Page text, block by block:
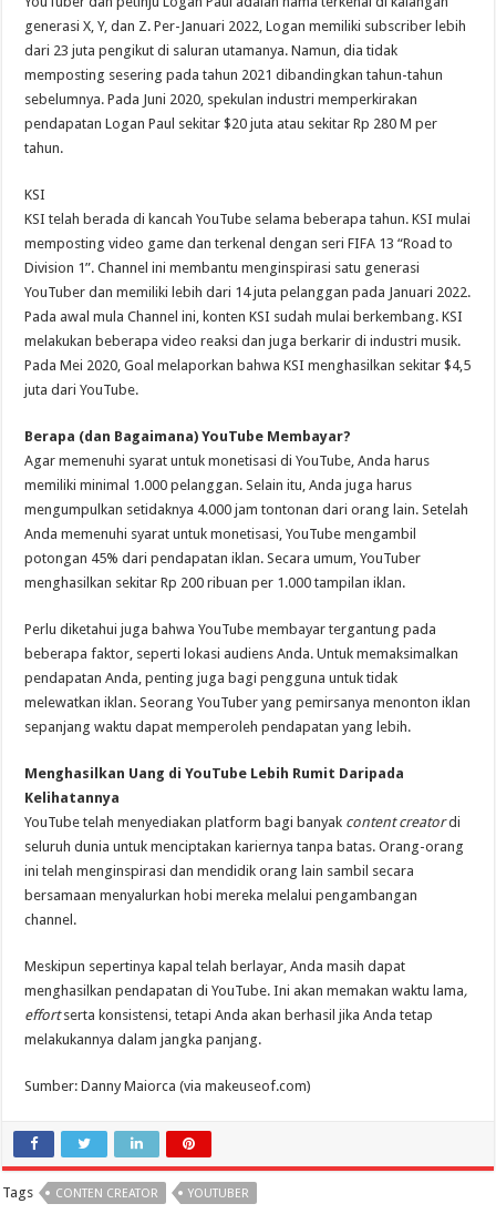
generasi X, Y, dan Z. Per-Januari 2022, Logan memiliki subscriber lebih
dari 23 juta pengikut di saluran utamanya. Namun, dia tidak
memposting sesering pada tahun 2021 dibandingkan tahun-tahun
sebelumnya. Pada Juni 2020, spekulan industri memperkirakan
pendapatan Logan Paul sekitar $20 juta atau sekitar Rp 280 M per
tahun.
KSI
KSI telah berada di kancah YouTube selama beberapa tahun. KSI mulai
memposting video game dan terkenal dengan seri FIFA 13 “Road to
Division 1”. Channel ini membantu menginspirasi satu generasi
YouTuber dan memiliki lebih dari 14 juta pelanggan pada Januari 2022.
Pada awal mula Channel ini, konten KSI sudah mulai berkembang. KSI
melakukan beberapa video reaksi dan juga berkarir di industri musik.
Pada Mei 2020, Goal melaporkan bahwa KSI menghasilkan sekitar $4,5
juta dari YouTube.
Berapa (dan Bagaimana) YouTube Membayar?
Agar memenuhi syarat untuk monetisasi di YouTube, Anda harus
memiliki minimal 1.000 pelanggan. Selain itu, Anda juga harus
mengumpulkan setidaknya 4.000 jam tontonan dari orang lain. Setelah
Anda memenuhi syarat untuk monetisasi, YouTube mengambil
potongan 45% dari pendapatan iklan. Secara umum, YouTuber
menghasilkan sekitar Rp 200 ribuan per 1.000 tampilan iklan.
Perlu diketahui juga bahwa YouTube membayar tergantung pada
beberapa faktor, seperti lokasi audiens Anda. Untuk memaksimalkan
pendapatan Anda, penting juga bagi pengguna untuk tidak
melewatkan iklan. Seorang YouTuber yang pemirsanya menonton iklan
sepanjang waktu dapat memperoleh pendapatan yang lebih.
Menghasilkan Uang di YouTube Lebih Rumit Daripada
Kelihatannya
YouTube telah menyediakan platform bagi banyak content creatordi
seluruh dunia untuk menciptakan kariernya tanpa batas. Orang-orang
ini telah menginspirasi dan mendidik orang lain sambil secara
bersamaan menyalurkan hobi mereka melalui pengambangan
channel.
Meskipun sepertinya kapal telah berlayar, Anda masih dapat
menghasilkan pendapatan di YouTube. Ini akan memakan waktu lama,
effortserta konsistensi, tetapi Anda akan berhasil jika Anda tetap
melakukannya dalam jangka panjang.
Sumber: Danny Maiorca (via makeuseof.com)
Tags CONTEN CREATOR YOUTUBER